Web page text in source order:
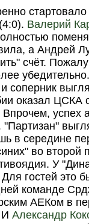
Валерий
а Андрей
счёт.
и соперник
оказал ЦСКА
Впрочем, успех
в середине
во
У
гостей это
команде
АЕКом в
ИАлександр